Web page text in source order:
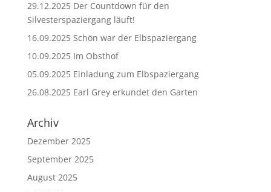
29.12.2025 Der Countdown für den
Silvesterspaziergang läuft!
16.09.2025 Schön war der Elbspaziergang
10.09.2025 Im Obsthof
05.09.2025 Einladung zum Elbspaziergang
26.08.2025 Earl Grey erkundet den Garten
Archiv
Dezember 2025
September 2025
August 2025